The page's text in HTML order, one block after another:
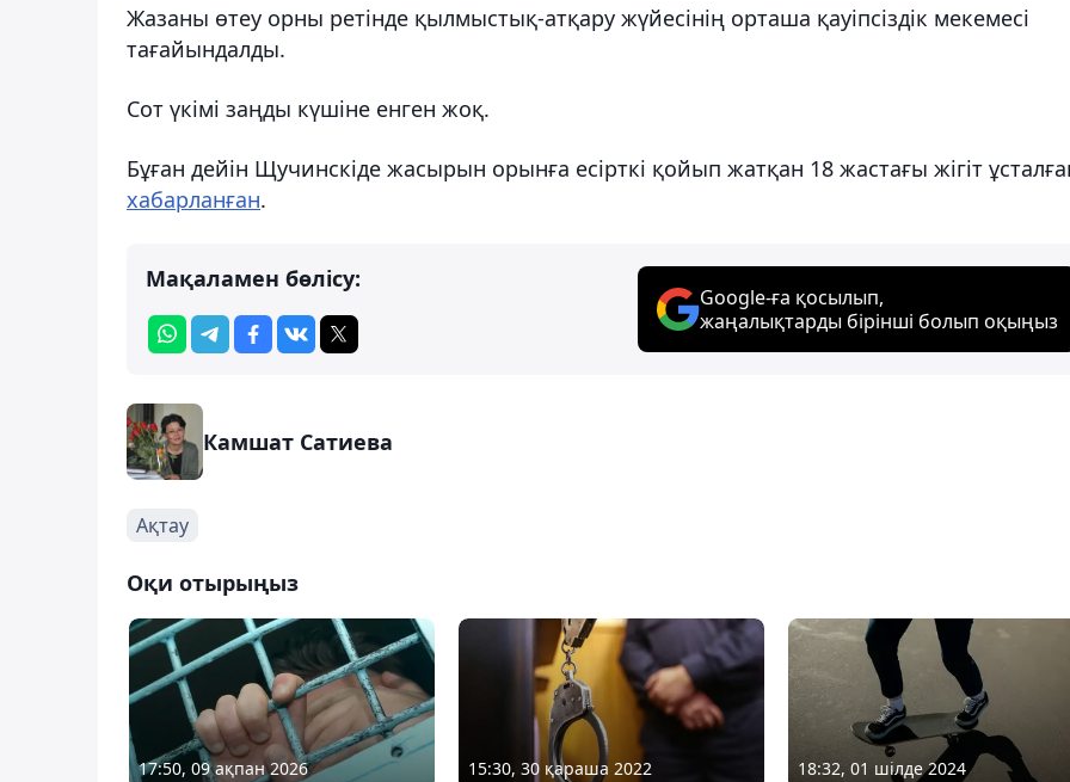
Жазаны өтеу орны ретінде қылмыстық-атқару жүйесінің орташа қауіпсіздік мекемесі
тағайындалды.
Сот үкімі заңды күшіне енген жоқ.
Бұған дейін Щучинскіде жасырын орынға есірткі қойып жатқан 18 жастағы жігіт
хабарланған.
Мақаламен бөлісу:
Google-ға қосылып,
жаңалықтарды бірінші болып оқыңыз
Камшат Сатиева
Ақтау
Оқи отырыңыз
17:50, 09 ақпан 2026 15:30, 30 қараша 2022 18:32, 01 шілде 2024